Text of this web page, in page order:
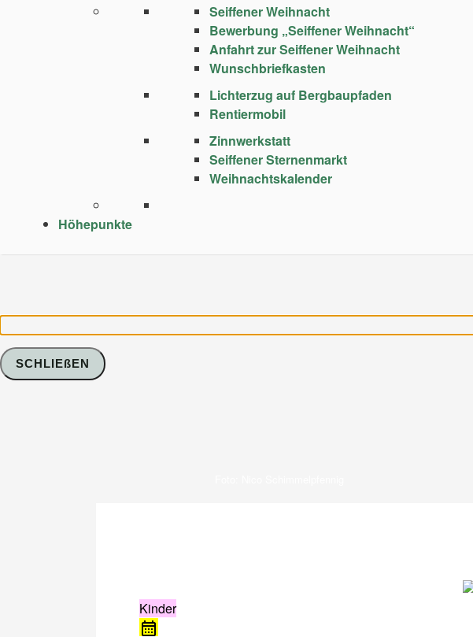
Seiffener Weihnacht
Bewerbung „Seiffener Weihnacht“
Anfahrt zur Seiffener Weihnacht
Wunschbriefkasten
Lichterzug auf Bergbaupfaden
Rentiermobil
Zinnwerkstatt
Seiffener Sternenmarkt
Weihnachtskalender
Höhepunkte
Kinder
SCHLIEßEN